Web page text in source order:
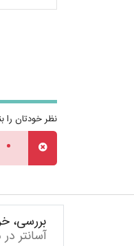
نظر خودتان را
بررسی،
آسانتر